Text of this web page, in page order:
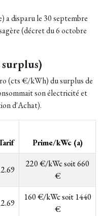
a disparu le 30 septembre
(décret du 6 octobre
(cts €/kWh) du surplus de
son électricité et
d'Achat).
Prime/kWc (a)
220 €/kWc soit 660
€
160 €/kWc soit 1440
€